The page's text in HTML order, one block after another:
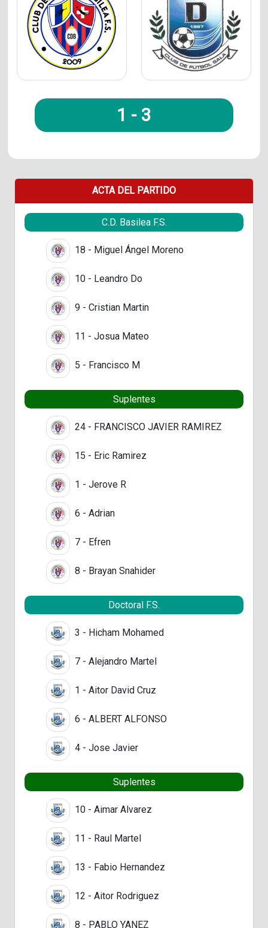
1 - 3
ACTA DEL PARTIDO
C.D. Basilea F.S.
18 - Miguel Ángel Moreno
10 - Leandro Do
9 - Cristian Martin
11 - Josua Mateo
5 - Francisco M
Suplentes
24 - FRANCISCO JAVIER RAMIREZ
15 - Eric Ramirez
1 - Jerove R
6 - Adrian
7 - Efren
8 - Brayan Snahider
Doctoral F.S.
3 - Hicham Mohamed
7 - Alejandro Martel
1 - Aitor David Cruz
6 - ALBERT ALFONSO
4 - Jose Javier
Suplentes
10 - Aimar Alvarez
11 - Raul Martel
13 - Fabio Hernandez
12 - Aitor Rodriguez
8 - PABLO YANEZ